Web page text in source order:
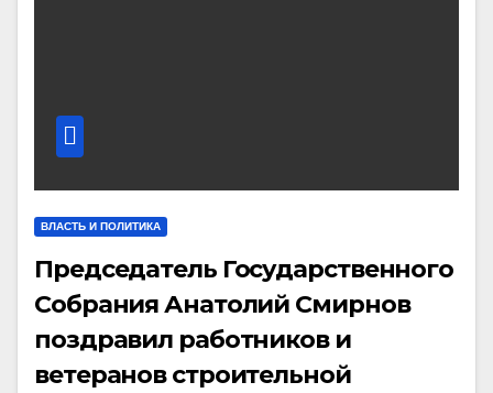
ВЛАСТЬ И ПОЛИТИКА
Председатель Государственного
Собрания Анатолий Смирнов
поздравил работников и
ветеранов строительной